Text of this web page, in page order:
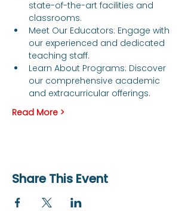
state-of-the-art facilities and
classrooms.
Meet Our Educators: Engage with
our experienced and dedicated
teaching staff.
Learn About Programs: Discover
our comprehensive academic
and extracurricular offerings.
Read More >
Share This Event